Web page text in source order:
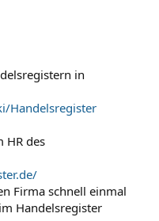
in
Handelsregister
HR des
Firma schnell einmal
Handelsregister